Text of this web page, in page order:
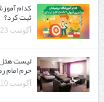
ثبت کرد؟
آگوست 23, 2025
لیست
حرم امام
آگوست 10, 2025